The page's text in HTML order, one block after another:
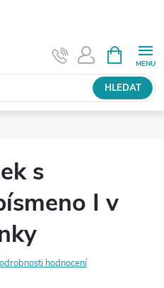
HLEDAT
NÁKUPNÍ
KOŠÍK
s
I v
hodnocení